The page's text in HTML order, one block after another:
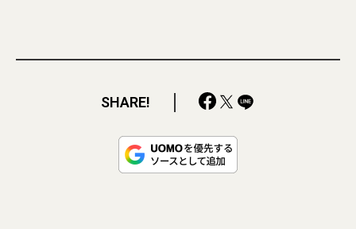
SHARE!